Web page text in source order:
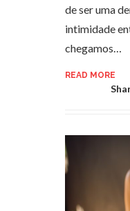
de ser uma
intimidade
chegamos…
READ MORE